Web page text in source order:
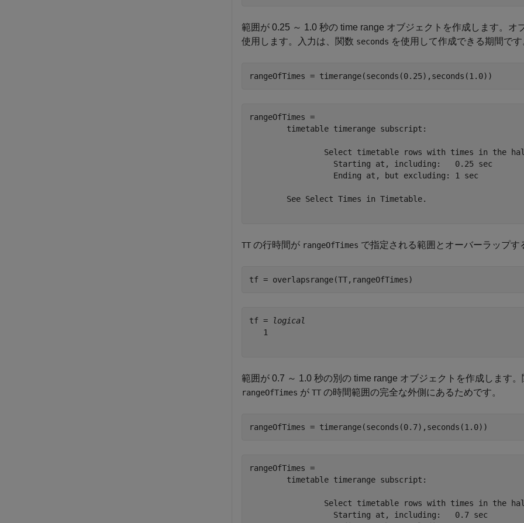
範囲が 0.25 ～ 1.0 秒の time range オブジェクトを作成します。
使用します。入力は、関数 seconds を使用して作成できる期間です
rangeOfTimes = timerange(seconds(0.25),seconds(1.0))
rangeOfTimes =
TT の行時間が rangeOfTimes で指定される範囲とオーバーラップ
tf = overlapsrange(TT,rangeOfTimes)
tf =
logical
   1
範囲が 0.7 ～ 1.0 秒の別の time range オブジェクトを作成します
rangeOfTimes が TT の時間範囲の完全な外側にあるためです。
rangeOfTimes = timerange(seconds(0.7),seconds(1.0))
rangeOfTimes =